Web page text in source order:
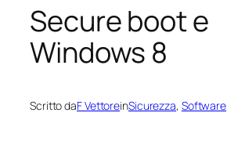
Secure boot e
Windows 8
Scritto daF VettoreinSicurezza, Software